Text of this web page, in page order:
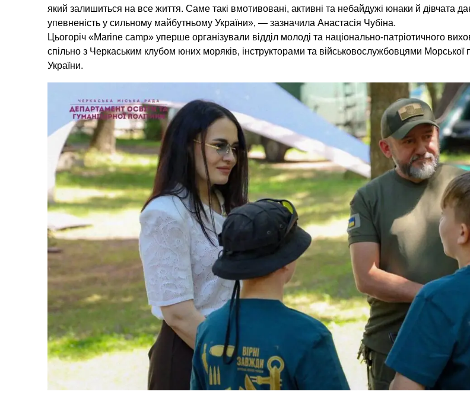
який залишиться на все життя. Саме такі вмотивовані, активні та небайдужі юнаки й дівчата
упевненість у сильному майбутньому України», — зазначила Анастасія Чубіна.
Цьогоріч «Marine camp» уперше організували відділ молоді та національно-патріотичного
спільно з Черкаським клубом юних моряків, інструкторами та військовослужбовцями Морської
України.